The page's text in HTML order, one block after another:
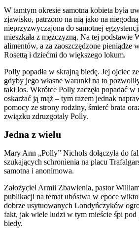
W tamtym okresie samotna kobieta była
zjawisko, patrzono na nią jako na
nieprzyzwyczajona do samotnej
mieszkała z mężczyzną. Na tej podstawie
alimentów, a za zaoszczędzone pieniądze
Rosettą i dziećmi do większego lokum.
Polly popadła w skrajną biedę. Jej ojciec
gdyby jego własne warunki na to
taki los. Wkrótce Polly zaczęła popadać w
oskarżać ją mąż – tym razem jednak
pomocy ze strony rodziny, śmierć brata
związku zdruzgotały Polly.
Jedna z wielu
Mary Ann „Polly” Nichols dołączyła do
szukających schronienia na placu
samotna i anonimowa.
Założyciel Armii Zbawienia, pastor
publikacji na temat ubóstwa w epoce
dobrze usytuowanych Londyńczyków
fakt, jak wiele ludzi w tym mieście śpi pod
biedy.